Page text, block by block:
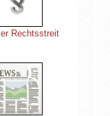
Rechtsstreit